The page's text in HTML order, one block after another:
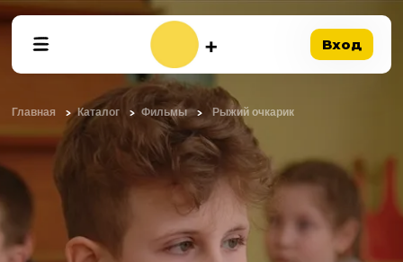
Вход
Главная Каталог Фильмы Рыжий очкарик